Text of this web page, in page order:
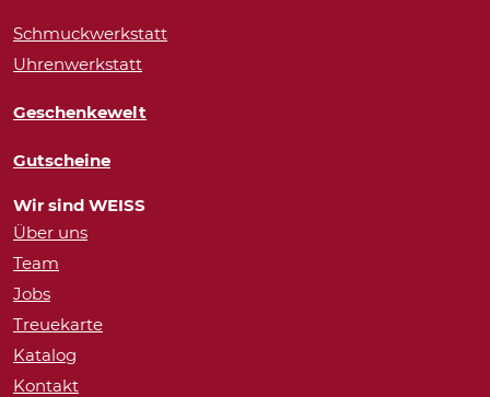
Schmuckwerkstatt
Uhrenwerkstatt
Geschenkewelt
Gutscheine
Wir sind WEISS
Über uns
Team
Jobs
Treuekarte
Katalog
Kontakt